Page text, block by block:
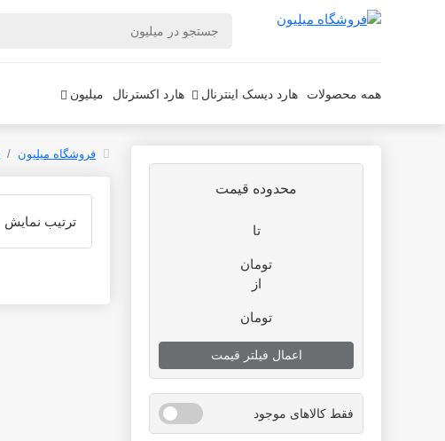
همه محصولات هارد دیسک اینترنال هارد اکسترنال میلیون
محدوده قیمت
تا
تومان
از
تومان
اعمال فیلتر قیمت
فقط کالاهای موجود
فروشگاه میلیون
ترتیب نمایش